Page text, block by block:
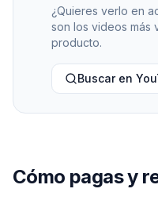
¿Quieres verlo en
son los videos más
producto.
Buscar en
Cómo pagas y